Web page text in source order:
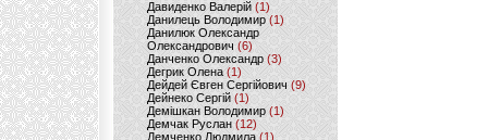
Давиденко Валерій (1)
Данилець Володимир(1)
Данилюк Олександр
Олександрович (6)
Данченко Олександр (3)
Дегрик Олена(1)
Дейдей Євген Сергійович(9)
Дейнеко Сергій (1)
Демішкан Володимир(1)
Демчак Руслан (12)
Демченко Людмила (1)